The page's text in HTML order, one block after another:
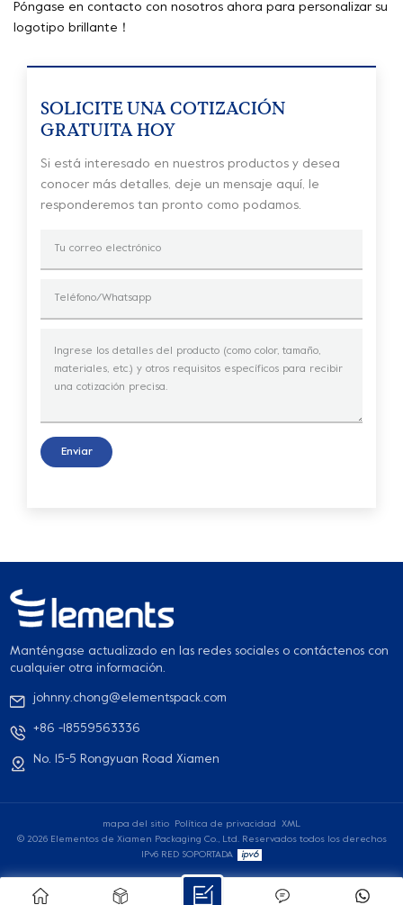
Póngase en contacto con nosotros ahora para personalizar su
logotipo brillante！
SOLICITE UNA COTIZACIÓN
GRATUITA HOY
Si está interesado en nuestros productos y desea
conocer más detalles, deje un mensaje aquí, le
responderemos tan pronto como podamos.
Enviar
Manténgase actualizado en las redes sociales o contáctenos con
cualquier otra información.
johnny.chong@elementspack.com
+86 -18559563336
No. 15-5 Rongyuan Road Xiamen
mapa del sitio Política de privacidad
XML
© 2026 Elementos de Xiamen Packaging Co., Ltd. Reservados todos los derechos
IPv6 RED SOPORTADA